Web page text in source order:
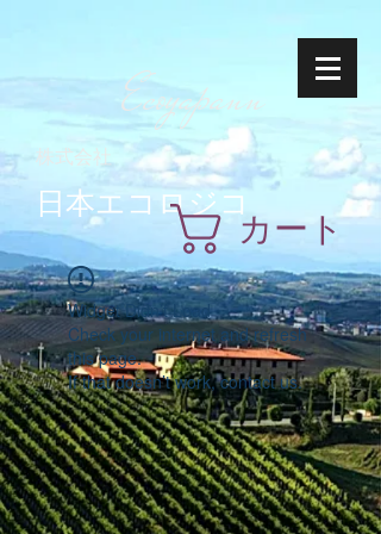
Ecoyapann
株式会社
日本エコロジコカート
Widget Didn’t Load
Check your internet and refresh
this page.
If that doesn’t work, contact us.